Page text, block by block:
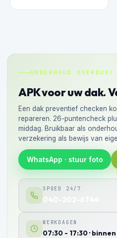
ONDERHOUD OVERDUE?
APK voor uw dak.
Een dak preventief checken
repareren. 26-puntencheck
middag. Bruikbaar als
verzekering als bewijs van
WhatsApp · stuur foto
SPOED 24/7
WERKDAGEN
07:30 - 17:30 ·